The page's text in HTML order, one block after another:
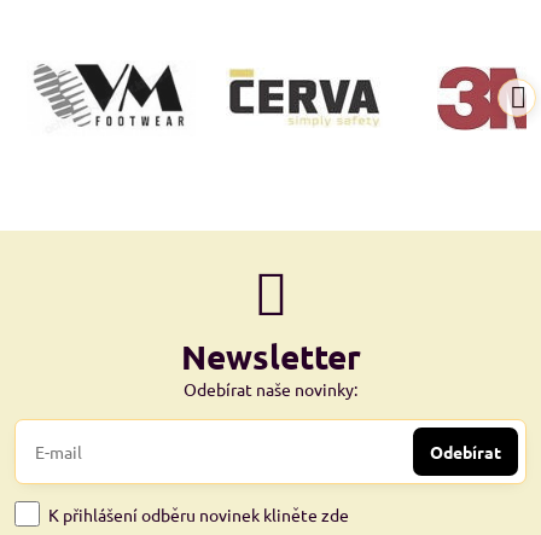
Newsletter
Odebírat naše novinky:
Odebírat
K přihlášení odběru novinek kliněte zde